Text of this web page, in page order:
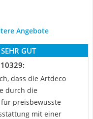
Angebote
SEHR GUT
dass die Artdeco
durch die
preisbewusste
mit einer